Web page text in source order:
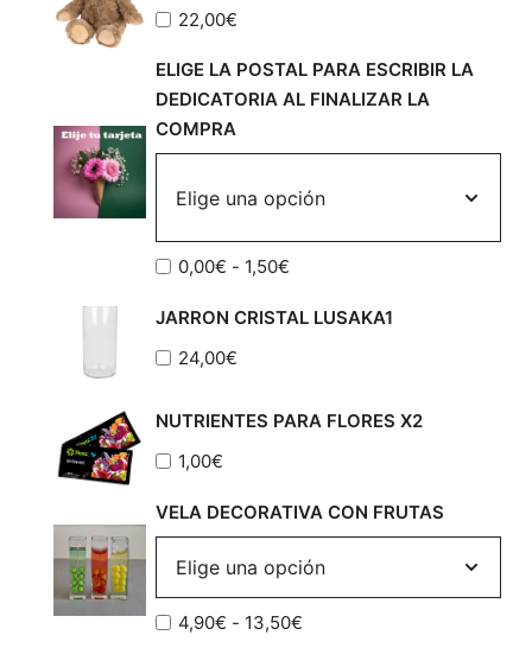
22,00€
ELIGE LA POSTAL PARA ESCRIBIR LA
DEDICATORIA AL FINALIZAR LA
COMPRA
0,00€ - 1,50€Rango
precios:
hasta
JARRON CRISTAL LUSAKA1
24,00€
NUTRIENTES PARA FLORES X2
1,00€
VELA DECORATIVA CON FRUTAS
4,90€ - 13,50€Rango